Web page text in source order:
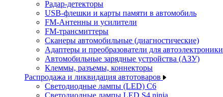
Радар-детекторы
USB-флешки и карты памяти в автомобиль
FM-Антенны и усилители
FM-трансмиттеры
Сканеры автомобильные (диагностические)
Адаптеры и преобразователи для автоэлектроники
Автомобильные зарядные устройства (АЗУ)
Клеммы, разъемы, коннекторы
Распродажа и ликвидация автотоваров
Светодиодные лампы (LED) C6
Светодиодные лампы LED S4 ninja